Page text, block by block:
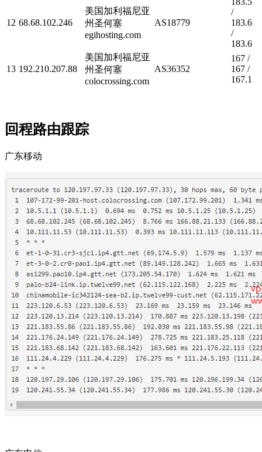
12 68.68.102.246
美国加利福尼亚
州圣何塞
egihosting.com
AS18779
/
183.6
/
183.6
13 192.210.207.88
美国加利福尼亚
州圣何塞
colocrossing.com
AS36352
167 /
167 /
167.1
回程路由跟踪
广东移动